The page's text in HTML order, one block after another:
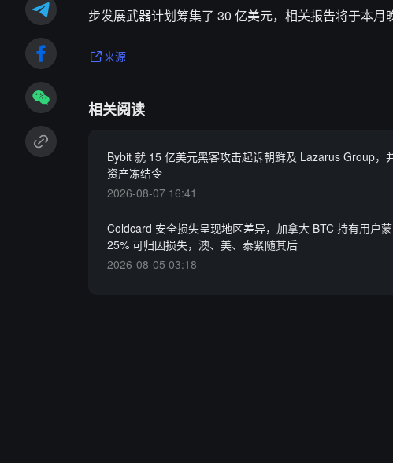
步发展武器计划筹集了 30 亿美元，相关报告将于本月
来源
相关阅读
Bybit 就 15 亿美元黑客攻击起诉朝鲜及 Lazarus Group，
资产冻结令
2026-08-07 16:41
Coldcard 安全损失呈现地区差异，加拿大 BTC 持有用户
25% 可归因损失，澳、美、泰紧随其后
2026-08-05 03:18